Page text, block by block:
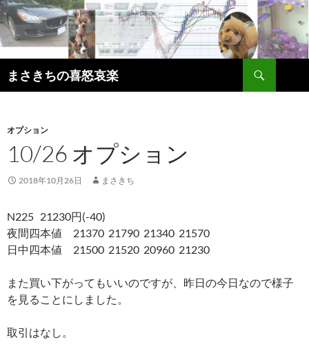
コ
ン
テ
ン
ツ
へ
まさきちの喜怒哀楽
索
オプション
10/26 オプション
2018年10月26日 まさきち
N225 21230円(-40)
夜間四本値 21370 21790 21340 21570
日中四本値 21500 21520 20960 21230
また買い下がってもいいのですが、昨日の今日なので様子
を見ることにしました。
取引はなし。